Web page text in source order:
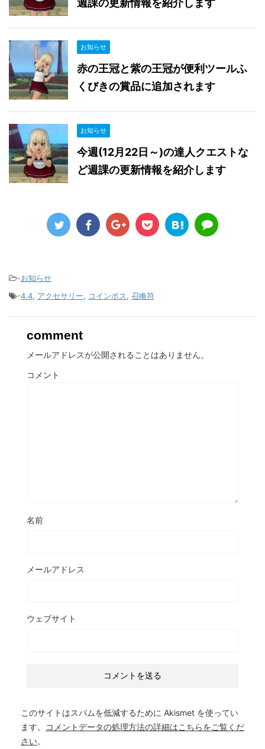
週課の更新情報を紹介します
お知らせ
赤の王冠と紫の王冠が便利ツールふ
くびきの賞品に追加されます
お知らせ
今週(12月22日～)の達人クエストな
ど週課の更新情報を紹介します
-お知らせ
-4.4, アクセサリー, コインボス, 召喚符
comment
メールアドレスが公開されることはありません。
コメント
名前
メールアドレス
ウェブサイト
このサイトはスパムを低減するために Akismet を使ってい
ます。
コメントデータの処理方法の詳細はこちらをご覧くだ
さい。